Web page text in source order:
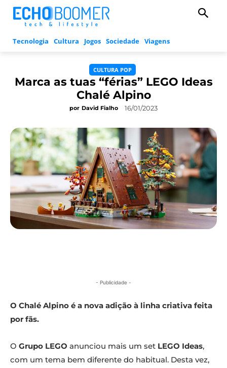
Tecnologia Cultura Jogos Sociedade Viagens
CULTURA POP
Marca as tuas “férias” LEGO Ideas
Chalé Alpino
por David Fialho 16/01/2023
- Publicidade -
O Chalé Alpino é a nova adição à linha criativa feita
por fãs.
O Grupo LEGO anunciou mais um set LEGO Ideas,
com um tema bem diferente do habitual. Desta vez,